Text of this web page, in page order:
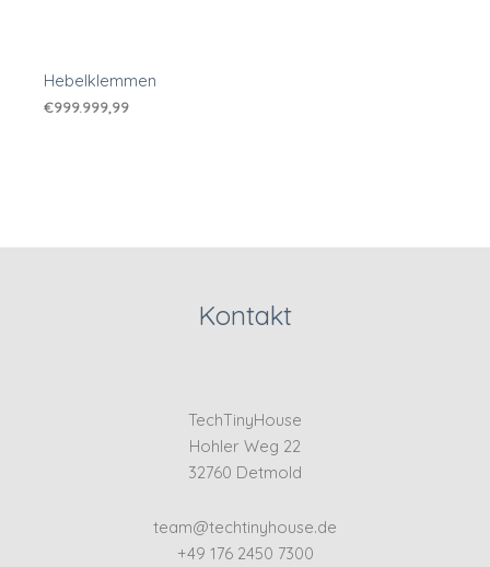
Hebelklemmen
€999.999,99
Kontakt
TechTinyHouse
Hohler Weg 22
32760 Detmold
team@techtinyhouse.de
+49 176 2450 7300